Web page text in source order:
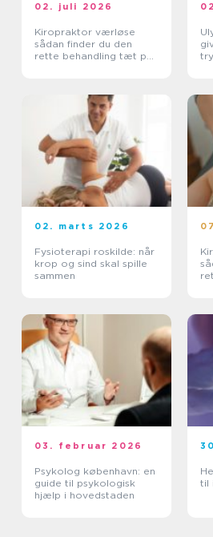
02. juli 2026
Kiropraktor værløse
sådan finder du den
rette behandling tæt på
02. marts 2026
Fysioterapi roskilde: når
krop og sind skal spille
sammen
03. februar 2026
Psykolog københavn: en
guide til psykologisk
hjælp i hovedstaden
til